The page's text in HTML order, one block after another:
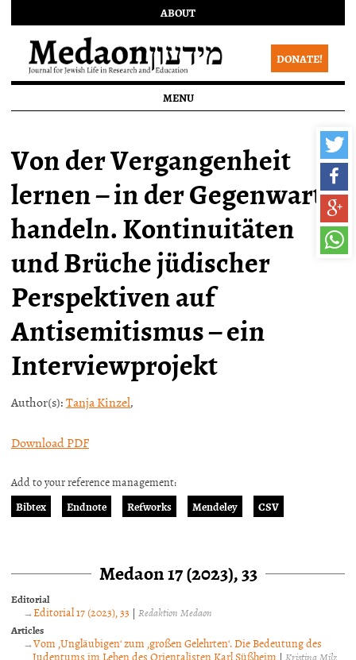
ABOUT
DONATE!
MENU
Von der Vergangenheit
lernen – in der Gegenwart
handeln. Kontinuitäten
und Brüche jüdischer
Perspektiven auf
Antisemitismus – ein
Interviewprojekt
Author(s):Tanja Kinzel,
Download PDF
Add to your reference management:
Bibtex
Endnote Refworks Mendeley CSV
Medaon 17 (2023), 33
Editorial
Editorial 17 (2023), 33 |Redaktion Medaon
Articles
Vom ‚Ungläubigen‘ zum ‚großen Gelehrten‘. Die Bedeutung des
Judentums im Leben des Orientalisten Karl Süßheim | Kristina Milz